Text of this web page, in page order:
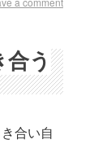
う
合い自